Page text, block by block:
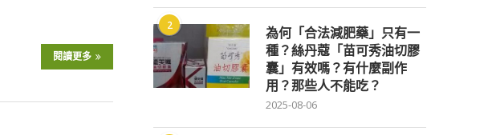
閱讀更多
2
為何「合法減肥藥」只有一
種？絲丹蔻「苗可秀油切膠
囊」有效嗎？有什麼副作
用？那些人不能吃？
2025-08-06